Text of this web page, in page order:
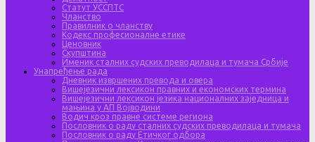
Статут УССПТС
Чланство
Правилник о чланству
Кодекс професионалне етике
Ценовник
Скупштина
Именик сталних судских преводилаца и тумача Србије
Унапређење рада
Дневник извршених превода и овера
Вишејезични лексикон правних и економских термина
Вишејезични лексикон језика националних заједница и
мањина у АП Војводини
Водич кроз правне системе региона
Пословник о раду сталних судских преводилаца и тумача
Пословник о раду Етичког одбора